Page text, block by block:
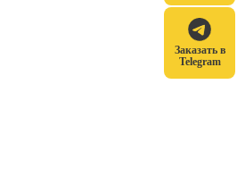
Заказать в
Telegram